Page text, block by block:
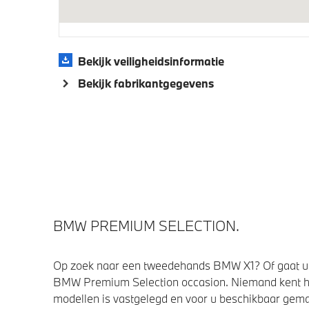
Bekijk veiligheidsinformatie
Bekijk fabrikantgegevens
BMW PREMIUM SELECTION.
Op zoek naar een tweedehands BMW X1? Of
BMW Premium Selection occasion. Niemand kent
modellen is vastgelegd en voor u beschikbaar